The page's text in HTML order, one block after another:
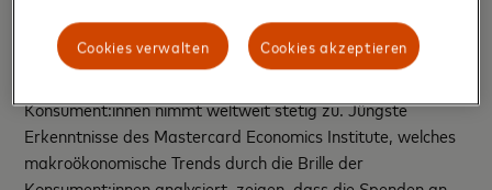
Wachsende Dynamik für Umweltbelange
Konsument:innen nimmt weltweit stetig zu. Jüngste
Erkenntnisse des Mastercard Economics Institute, welches
makroökonomische Trends durch die Brille der
Cookies akzeptieren
Cookies verwalten